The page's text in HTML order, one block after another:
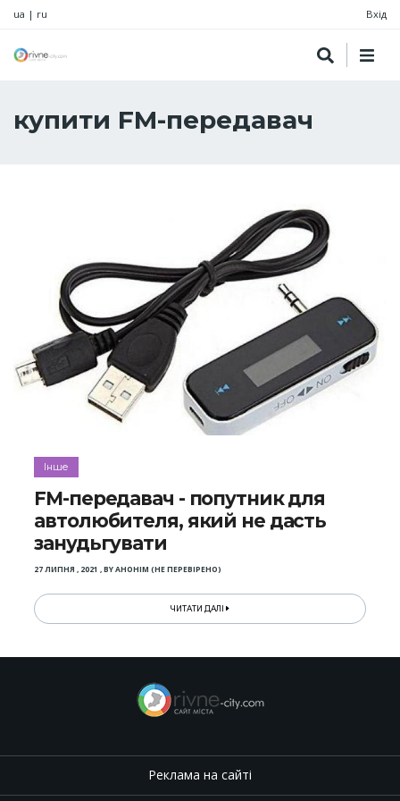
ua | ru Вхід
купити FM-передавач
Інше
FM-передавач - попутник для
автолюбителя, який не дасть
занудьгувати
27 ЛИПНЯ , 2021 ,BYАНОНІМ (НЕ ПЕРЕВІРЕНО)
ЧИТАТИ ДАЛІ
Реклама на сайті